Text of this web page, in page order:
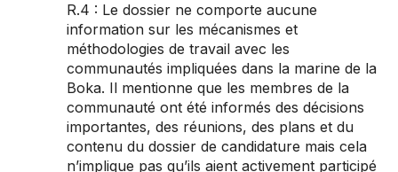
R.4 : Le dossier ne comporte aucune
information sur les mécanismes et
méthodologies de travail avec les
communautés impliquées dans la marine de la
Boka. Il mentionne que les membres de la
communauté ont été informés des décisions
importantes, des réunions, des plans et du
contenu du dossier de candidature mais cela
n’implique pas qu’ils aient activement participé